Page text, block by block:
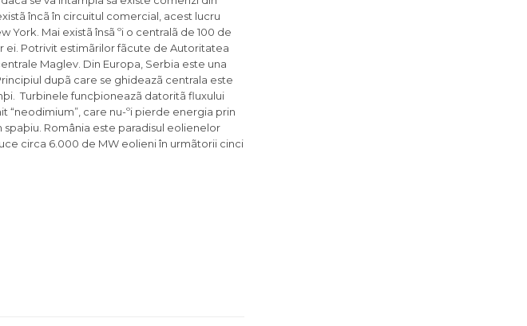
încã în circuitul comercial, acest lucru
Mai existã însã ºi o centralã de 100 de
ei. Potrivit estimãrilor fãcute de Autoritatea
Maglev. Din Europa, Serbia este una
dupã care se ghideazã centrala este
Turbinele funcþioneazã datoritã fluxului
care nu-ºi pierde energia prin
România este paradisul eolienelor
circa 6.000 de MW eolieni în urmãtorii cinci